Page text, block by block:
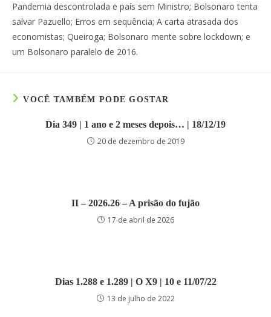
Pandemia descontrolada e país sem Ministro; Bolsonaro tenta
salvar Pazuello; Erros em sequência; A carta atrasada dos
economistas; Queiroga; Bolsonaro mente sobre lockdown; e
um Bolsonaro paralelo de 2016.
VOCÊ TAMBÉM PODE GOSTAR
Dia 349 | 1 ano e 2 meses depois… | 18/12/19
20 de dezembro de 2019
II – 2026.26 – A prisão do fujão
17 de abril de 2026
Dias 1.288 e 1.289 | O X9 | 10 e 11/07/22
13 de julho de 2022